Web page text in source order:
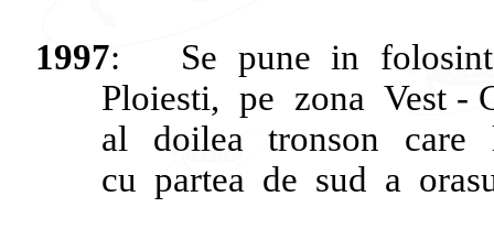
1997: Se pune in
Ploiesti, pe zona Vest -
al
doilea tronson care
cu partea de sud a